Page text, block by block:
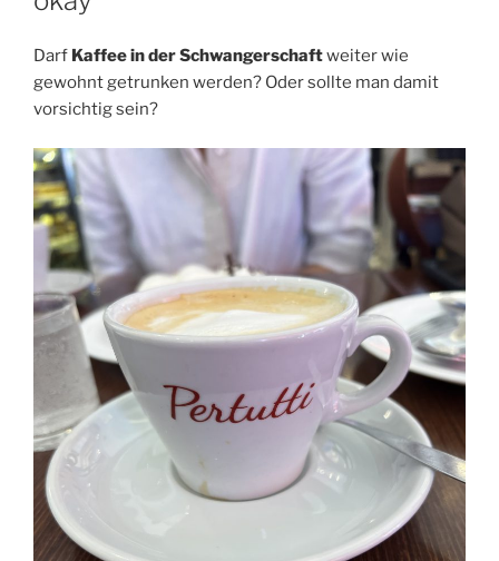
Darf Kaffee in der Schwangerschaftweiter wie
gewohnt getrunken werden? Oder sollte man damit
vorsichtig sein?